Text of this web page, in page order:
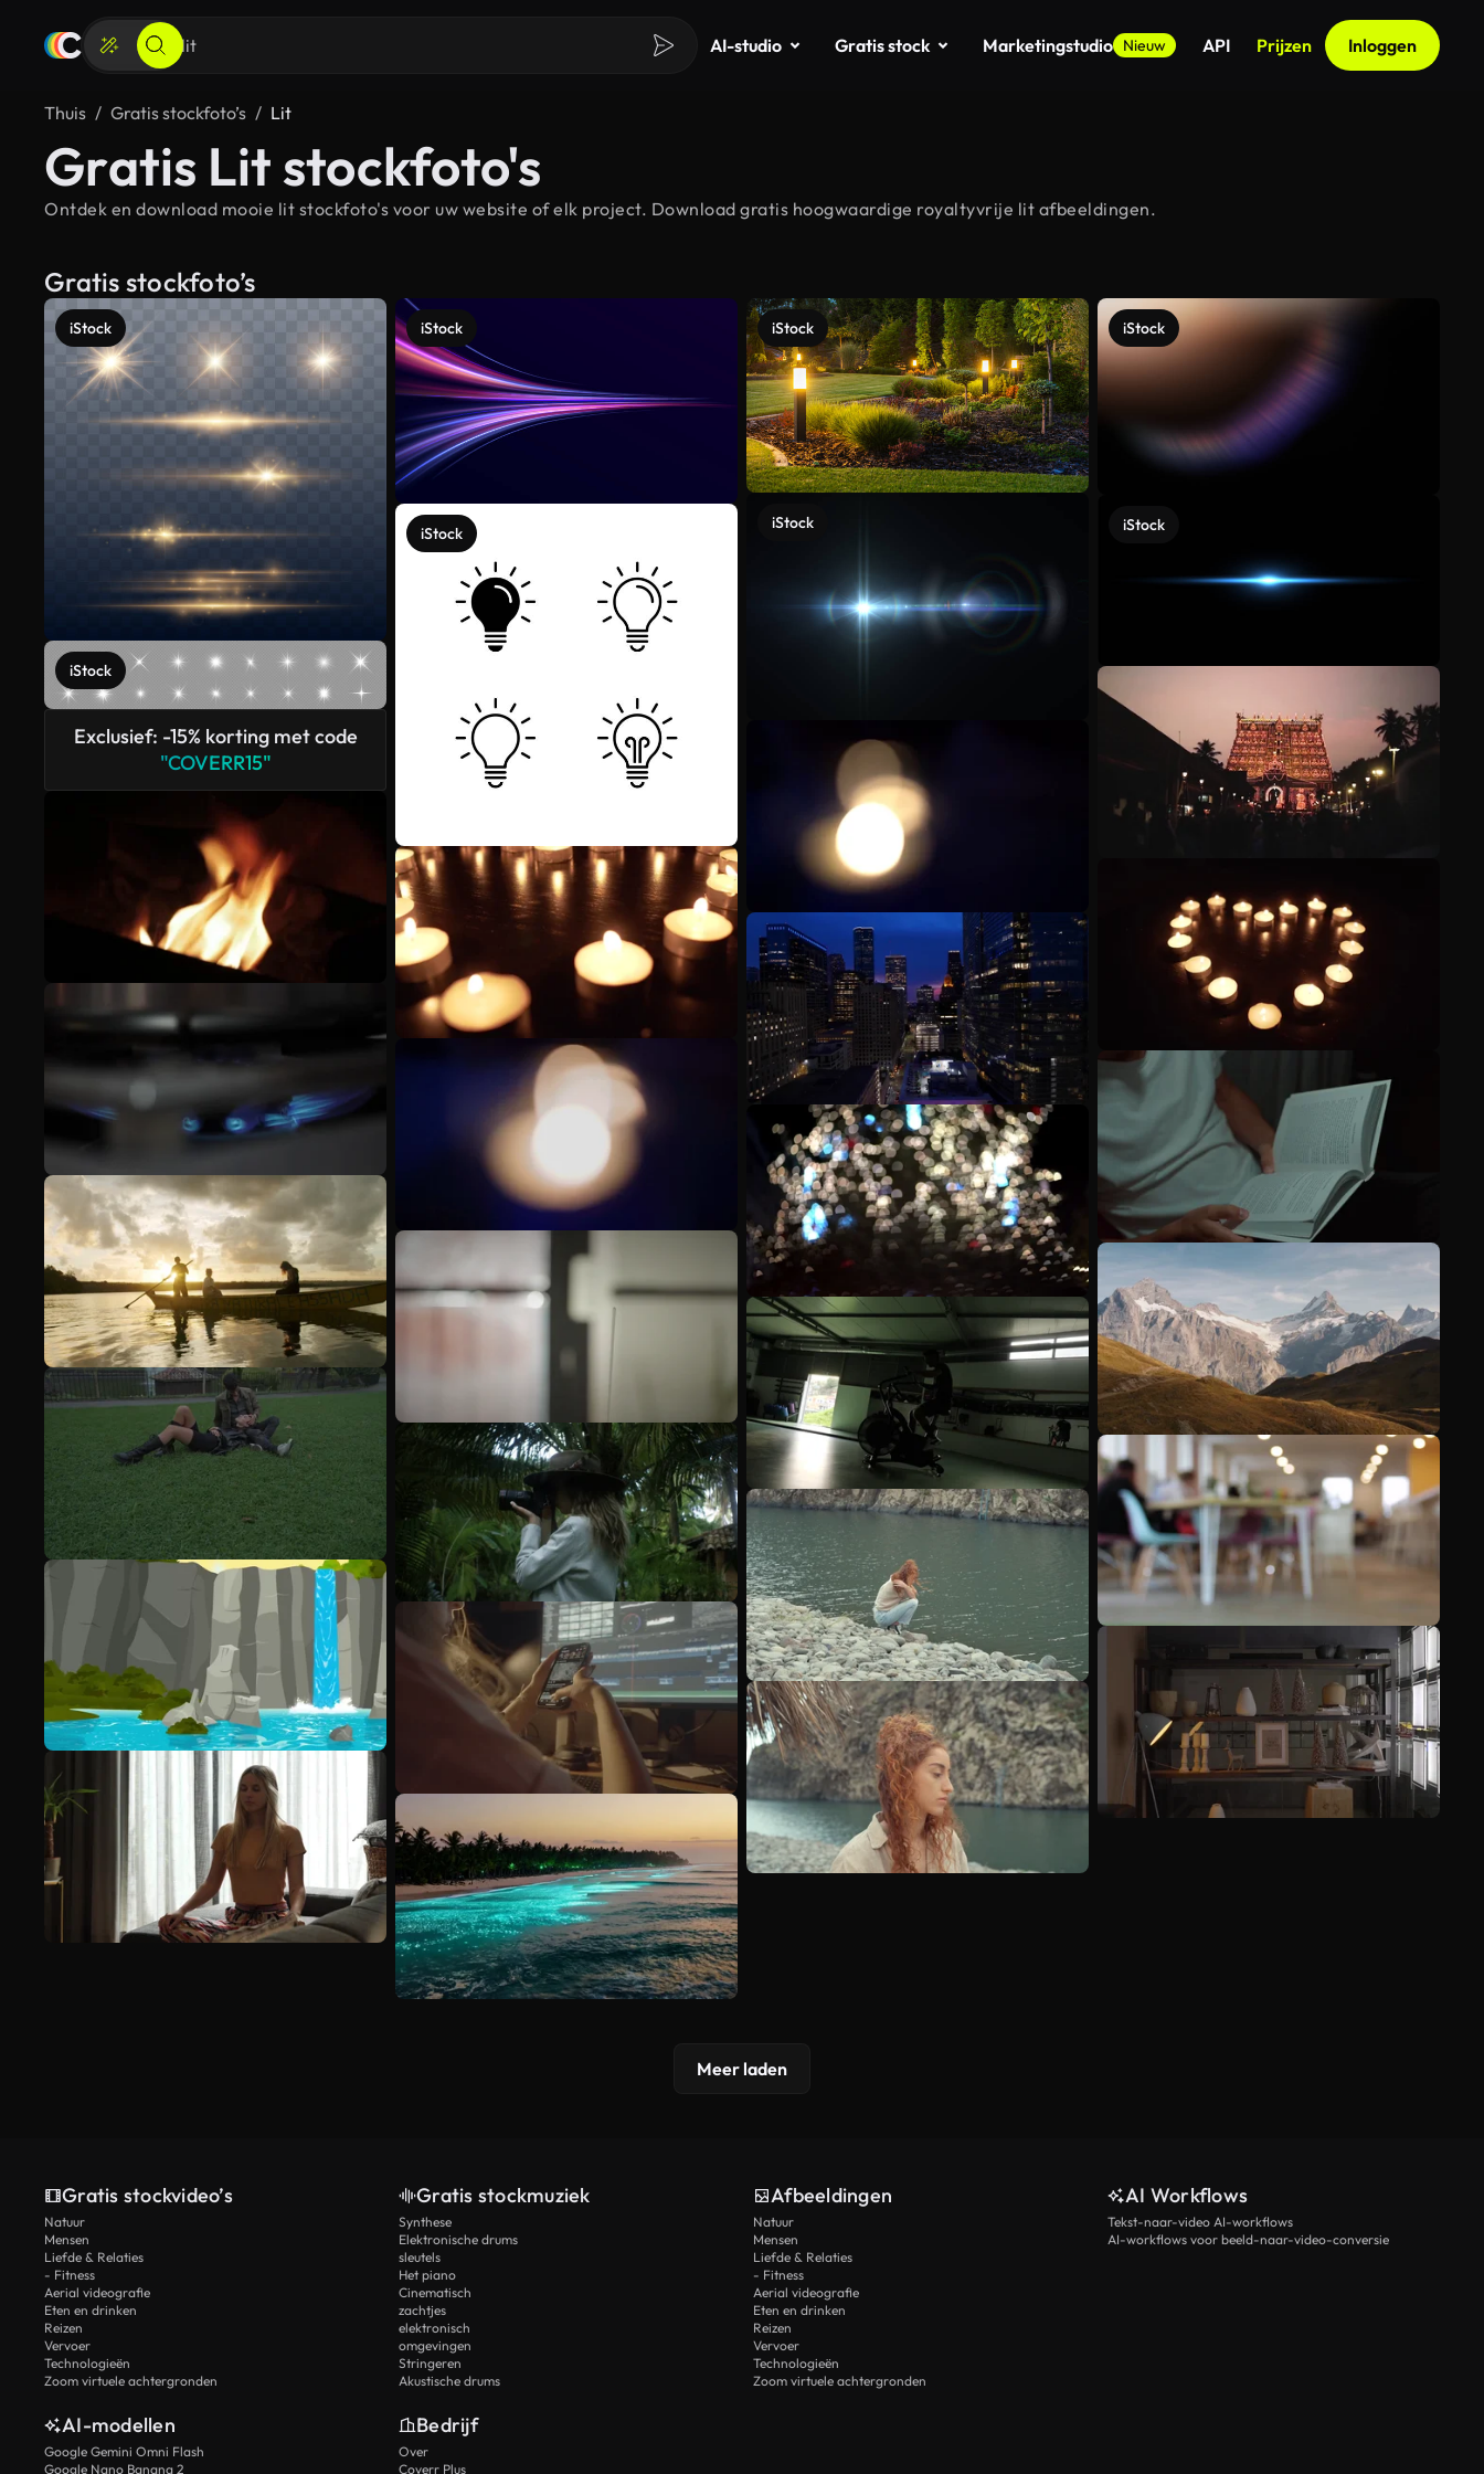
AI-studio Gratis stock Marketingstudio Nieuw API Prijzen Inloggen
Thuis Gratis stockfoto’s Lit
Gratis Lit stockfoto's
Ontdek en download mooie lit stockfoto's voor uw website of elk project. Download gratis hoogwaardige royaltyvrije lit afbeeldingen.
Gratis stockfoto’s
iStock
iStock
Exclusief: -15% korting met code
"COVERR15"
iStock
iStock
iStock
iStock
iStock
iStock
Meer bekijken
Meer laden
Gratis stockvideo’s
Natuur
Mensen
Liefde & Relaties
- Fitness
Aerial videografie
Eten en drinken
Reizen
Vervoer
Technologieën
Zoom virtuele achtergronden
Gratis stockmuziek
Synthese
Elektronische drums
sleutels
Het piano
Cinematisch
zachtjes
elektronisch
omgevingen
Stringeren
Akustische drums
Afbeeldingen
Natuur
Mensen
Liefde & Relaties
- Fitness
Aerial videografie
Eten en drinken
Reizen
Vervoer
Technologieën
Zoom virtuele achtergronden
AI Workflows
Tekst-naar-video AI-workflows
AI-workflows voor beeld-naar-video-conversie
AI-modellen
Google Gemini Omni Flash
Google Nano Banana 2
Bedrijf
Over
Coverr Plus